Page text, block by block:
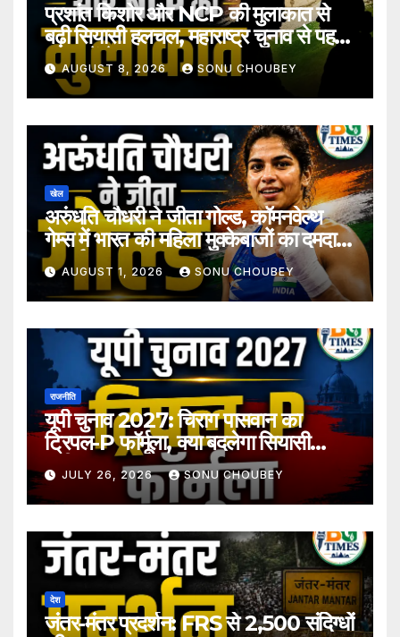
प्रशांत किशोर और NCP की मुलाकात से
बढ़ी सियासी हलचल, महाराष्ट्र चुनाव से पहले
अटकलें तेज
AUGUST 8, 2026 SONU CHOUBEY
खेल
अरुंधति चौधरी ने जीता गोल्ड, कॉमनवेल्थ
गेम्स में भारत की महिला मुक्केबाजों का दमदार
प्रदर्शन
AUGUST 1, 2026 SONU CHOUBEY
राजनीति
यूपी चुनाव 2027: चिराग पासवान का
ट्रिपल-P फॉर्मूला, क्या बदलेगा सियासी
समीकरण?
JULY 26, 2026 SONU CHOUBEY
देश
जंतर-मंतर प्रदर्शन: FRS से 2,500 संदिग्धों